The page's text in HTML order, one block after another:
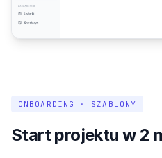
ONBOARDING · SZABLONY
Start projektu w 2